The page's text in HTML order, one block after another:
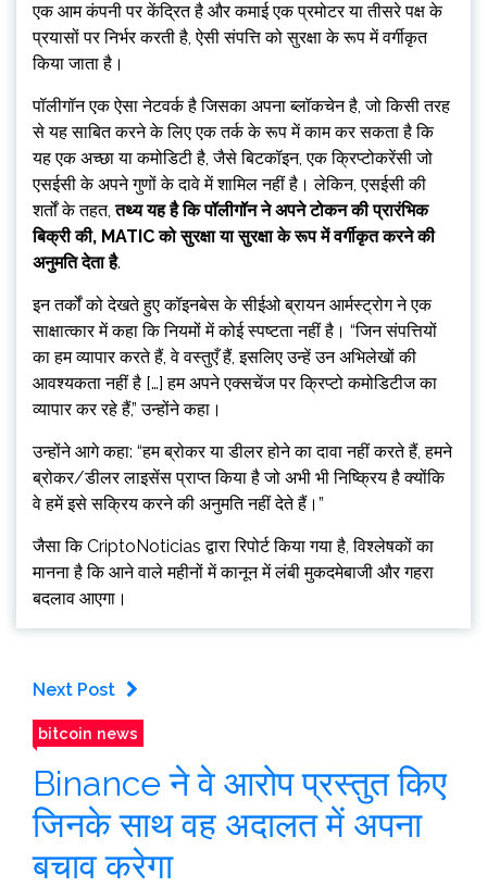
एक आम कंपनी पर केंद्रित है और कमाई एक प्रमोटर या तीसरे पक्ष के
प्रयासों पर निर्भर करती है, ऐसी संपत्ति को सुरक्षा के रूप में वर्गीकृत
किया जाता है।
पॉलीगॉन एक ऐसा नेटवर्क है जिसका अपना ब्लॉकचेन है, जो किसी तरह
से यह साबित करने के लिए एक तर्क के रूप में काम कर सकता है कि
यह एक अच्छा या कमोडिटी है, जैसे बिटकॉइन, एक क्रिप्टोकरेंसी जो
एसईसी के अपने गुणों के दावे में शामिल नहीं है। लेकिन, एसईसी की
शर्तों के तहत,तथ्य यह है कि पॉलीगॉन ने अपने टोकन की प्रारंभिक
बिक्री की, MATIC को सुरक्षा या सुरक्षा के रूप में वर्गीकृत करने की
अनुमति देता है.
इन तर्कों को देखते हुए कॉइनबेस के सीईओ ब्रायन आर्मस्ट्रोग ने एक
साक्षात्कार में कहा कि नियमों में कोई स्पष्टता नहीं है। “जिन संपत्तियों
का हम व्यापार करते हैं, वे वस्तुएँ हैं, इसलिए उन्हें उन अभिलेखों की
आवश्यकता नहीं है […] हम अपने एक्सचेंज पर क्रिप्टो कमोडिटीज का
व्यापार कर रहे हैं,” उन्होंने कहा।
उन्होंने आगे कहा: “हम ब्रोकर या डीलर होने का दावा नहीं करते हैं, हमने
ब्रोकर/डीलर लाइसेंस प्राप्त किया है जो अभी भी निष्क्रिय है क्योंकि
वे हमें इसे सक्रिय करने की अनुमति नहीं देते हैं।”
जैसा कि CriptoNoticias द्वारा रिपोर्ट किया गया है, विश्लेषकों का
मानना ​​​​है कि आने वाले महीनों में कानून में लंबी मुकदमेबाजी और गहरा
बदलाव आएगा।
Next Post
bitcoin news
Binance ने वे आरोप प्रस्तुत किए
जिनके साथ वह अदालत में अपना
बचाव करेगा